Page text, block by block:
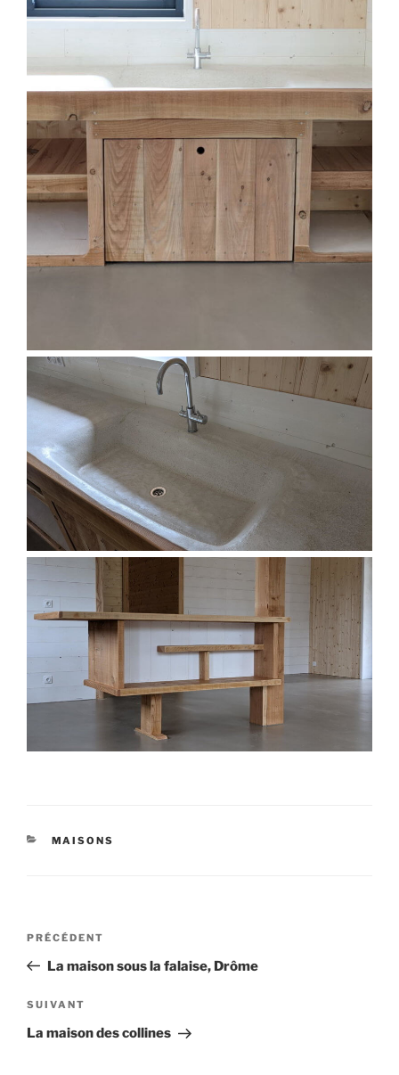
CATÉGORIES
MAISONS
Navigation
l’article
Article
précédent
PRÉCÉDENT
La maison sous la falaise, Drôme
Article
suivant
SUIVANT
La maison des collines